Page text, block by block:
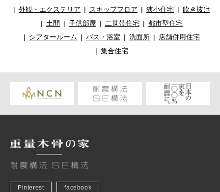
外観・エクステリア
スキップフロア 狭小住宅
吹き抜け
土間
子供部屋 二世帯住宅
都市型住宅
シアタールーム
バス・浴室 洗面所
店舗併用住宅
集合住宅
Pinterest facebook